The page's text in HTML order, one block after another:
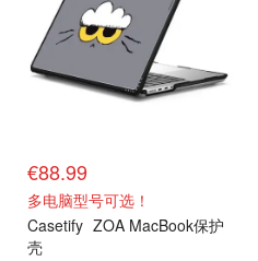
€88.99
多电脑型号可选！
Casetify ZOA MacBook保护
壳